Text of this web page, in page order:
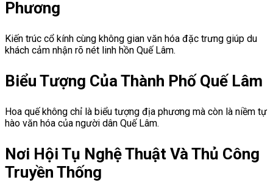
Phương
Kiến trúc cổ kính cùng không gian văn hóa đặc trưng giúp du
khách cảm nhận rõ nét linh hồn Quế Lâm.
Biểu Tượng Của Thành Phố Quế Lâm
Hoa quế không chỉ là biểu tượng địa phương mà còn là niềm tự
hào văn hóa của người dân Quế Lâm.
Nơi Hội Tụ Nghệ Thuật Và Thủ Công
Truyền Thống